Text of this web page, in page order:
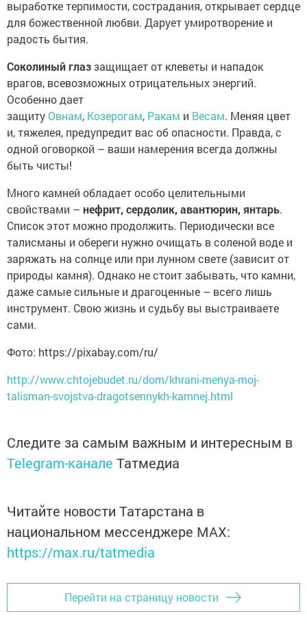
выработке терпимости, сострадания, открывает сердце
для божественной любви. Дарует умиротворение и
радость бытия.
Соколиный глаззащищает от клеветы и нападок
врагов, всевозможных отрицательных энергий.
Особенно дает
защиту Овнам, Козерогам, Ракам и Весам. Меняя цвет
и, тяжелея, предупредит вас об опасности. Правда, с
одной оговоркой – ваши намерения всегда должны
быть чисты!
Много камней обладает особо целительными
свойствами – нефрит, сердолик, авантюрин, янтарь.
Список этот можно продолжить. Периодически все
талисманы и обереги нужно очищать в соленой воде и
заряжать на солнце или при лунном свете (зависит от
природы камня). Однако не стоит забывать, что камни,
даже самые сильные и драгоценные – всего лишь
инструмент. Свою жизнь и судьбу вы выстраиваете
сами.
Фото: https://pixabay.com/ru/
http://www.chtojebudet.ru/dom/khrani-menya-moj-
talisman-svojstva-dragotsennykh-kamnej.html
Следите за самым важным и интересным в
Telegram-канале Татмедиа
Читайте новости Татарстана в
национальном мессенджере MАХ:
https://max.ru/tatmedia
Перейти на страницу новости